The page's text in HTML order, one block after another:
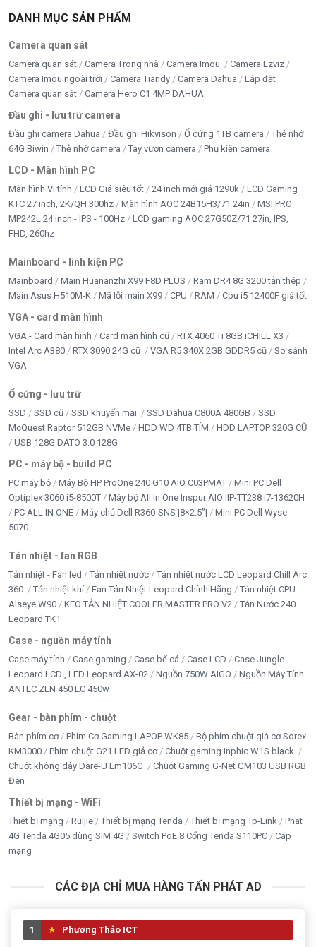
DANH MỤC SẢN PHẨM
Camera quan sát
Camera quan sát Camera Trong nhà Camera Imou
Camera Ezviz
Camera Imou ngoài trời
Camera Tiandy Camera Dahua
Lắp đặt
Camera quan sát
Camera Hero C1 4MP DAHUA
Đầu ghi - lưu trữ camera
Đầu ghi camera Dahua Đầu ghi Hikvison Ổ cứng 1TB camera
Thẻ nhớ
64G Biwin
Thẻ nhớ camera Tay vươn camera Phụ kiện camera
LCD - Màn hình PC
Màn hình Vi tính LCD Giá siêu tốt 24 inch mới giá 1290k
LCD Gaming
KTC 27 inch, 2K/QH 300hz
Màn hình AOC 24B15H3/71 24in
MSI PRO
MP242L 24 inch - IPS - 100Hz
LCD gaming AOC 27G50Z/71 27in, IPS,
FHD, 260hz
Mainboard - linh kiện PC
Mainboard Main Huananzhi X99 F8D PLUS
Ram DR4 8G 3200 tản thép
Main Asus H510M-K
Mã lỗi main X99 CPU RAM Cpu i5 12400F giá tốt
VGA - card màn hình
VGA - Card màn hình Card màn hình cũ
RTX 4060 Ti 8GB iCHILL X3
Intel Arc A380
RTX 3090 24G cũ VGA R5 340X 2GB GDDR5 cũ
So sánh
VGA
Ổ cứng - lưu trữ
SSD SSD cũ SSD khuyến mại SSD Dahua C800A 480GB
SSD
McQuest Raptor 512GB NVMe
HDD WD 4TB TÍM
HDD LAPTOP 320G CŨ
USB 128G DATO 3.0 128G
PC - máy bộ - build PC
PC máy bộ Máy Bộ HP ProOne 240 G10 AIO C03PMAT
Mini PC Dell
Optiplex 3060 i5-8500T
Máy bộ All In One Inspur AIO IIP-TT238 i7-13620H
PC ALL IN ONE
Máy chủ Dell R360-SNS |8×2.5”|
Mini PC Dell Wyse
5070
Tản nhiệt - fan RGB
Tản nhiệt - Fan led Tản nhiệt nước
Tản nhiệt nước LCD Leopard Chill Arc
360
Tản nhiệt khí Fan Tản Nhiệt Leopard Chính Hãng
Tản nhiệt CPU
Alseye W90
KEO TẢN NHIỆT COOLER MASTER PRO V2
Tản Nước 240
Leopard TK1
Case - nguồn máy tính
Case máy tính Case gaming Case bể cá Case LCD
Case Jungle
Leopard LCD , LED Leopard AX-02
Nguồn 750W AIGO
Nguồn Máy Tính
ANTEC ZEN 450 EC 450w
Gear - bàn phím - chuột
Bàn phím cơ Phím Cơ Gaming LAPOP WK85
Bộ phím chuột giả cơ Sorex
KM3000
Phím chuột G21 LED giả cơ
Chuột gaming inphic W1S black
Chuột không dây Dare-U Lm106G
Chuột Gaming G-Net GM103 USB RGB
Đen
Thiết bị mạng - WiFi
Thiết bị mạng Ruijie Thiết bị mạng Tenda Thiết bị mạng Tp-Link
Phát
4G Tenda 4G05 dùng SIM 4G
Switch PoE 8 Cổng Tenda S110PC
Cáp
mạng
CÁC ĐỊA CHỈ MUA HÀNG TẤN PHÁT AD
1 Phương Thảo ICT